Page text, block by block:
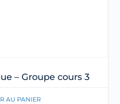
– Groupe cours 3
AU PANIER